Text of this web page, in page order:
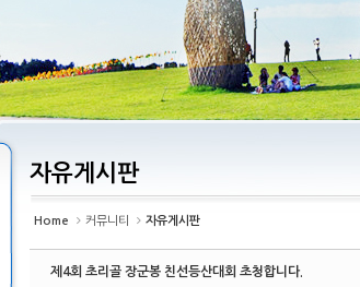
자유게시판
Home 커뮤니티 자유게시판
제4회 초리골 장군봉 친선등산대회 초청합니다.